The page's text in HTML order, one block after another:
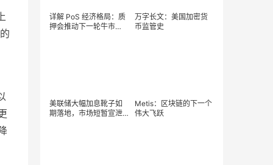
详解 PoS 经济格局：质
押会推动下一轮牛市
万字长文：美国加密货
币监管史
美联储大幅加息靴子如
期落地，市场短暂宣泄
Metis：区块链的下一个
伟大飞跃